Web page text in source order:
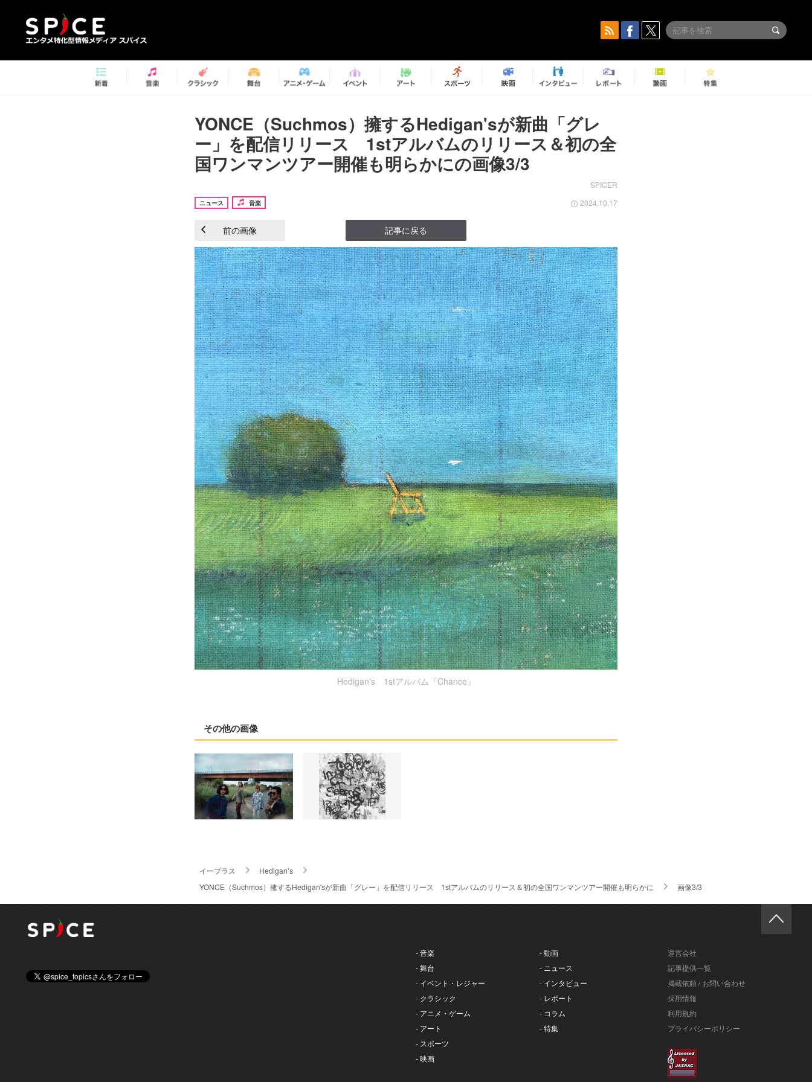
YONCE（Suchmos）擁するHedigan'sが新曲「グレ
ー」を配信リリース 1stアルバムのリリース＆初の全
国ワンマンツアー開催も明らかにの画像3/3
SPICER
ニュース 音楽 2024.10.17
前の画像 記事に戻る
Hedigan's 1stアルバム『Chance』
その他の画像
イープラス
Hedigan’s
YONCE（Suchmos）擁するHedigan'sが新曲「グレー」を配信リリース 1stアルバムのリリース＆初の全国ワンマンツアー開催も明らかに
画像3/3
- 音楽
- 舞台
- イベント・レジャー
- クラシック
- アニメ・ゲーム
- アート
- スポーツ
- 映画
- 動画
- ニュース
- インタビュー
- レポート
- コラム
- 特集
運営会社
記事提供一覧
掲載依頼 / お問い合わせ
採用情報
利用規約
プライバシーポリシー